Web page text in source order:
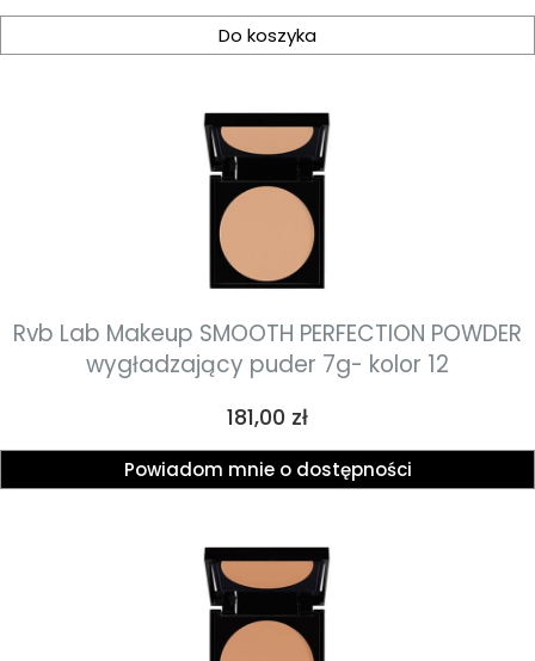
Do koszyka
Rvb Lab Makeup SMOOTH PERFECTION POWDER
wygładzający puder 7g- kolor 12
Cena
181,00 zł
Powiadom mnie o dostępności